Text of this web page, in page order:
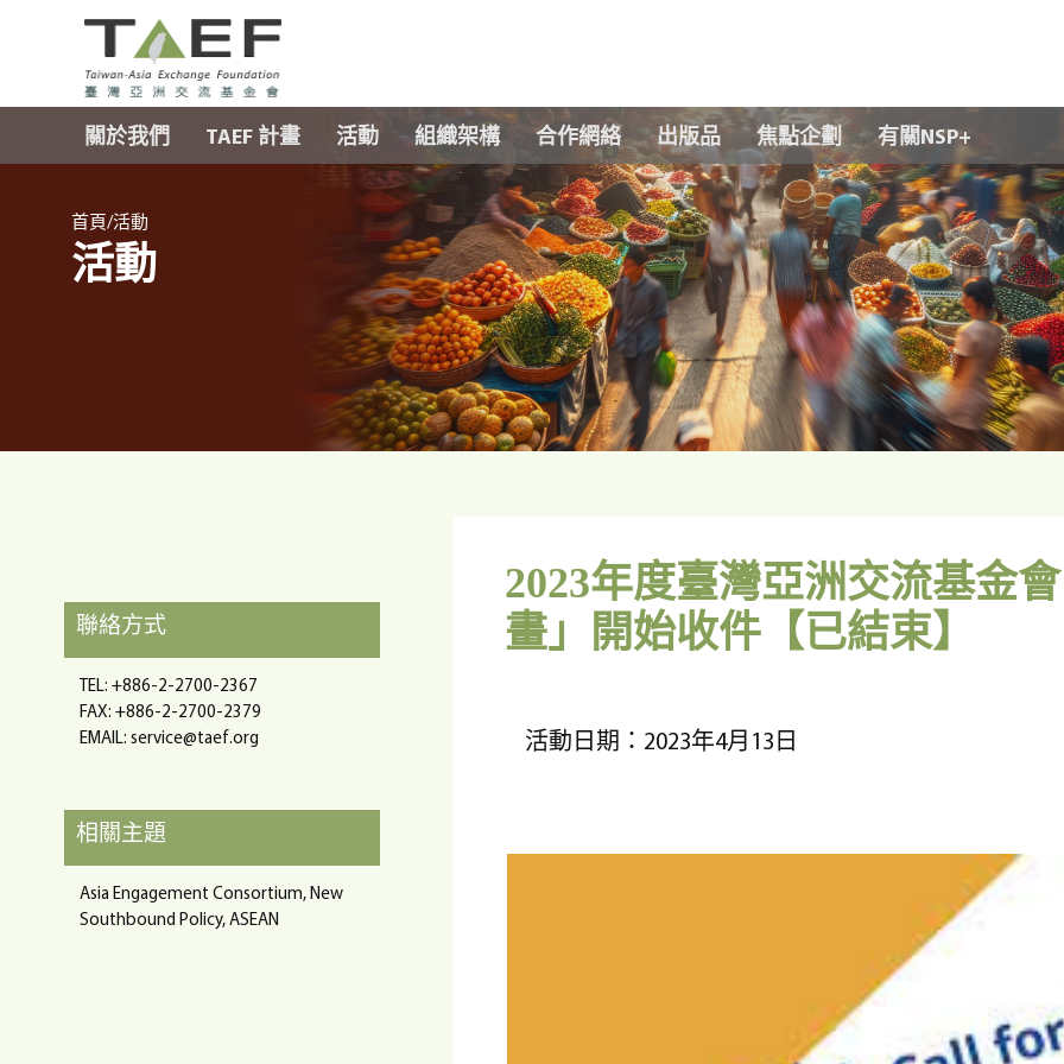
Skip to main content
TAEF
H
m
關於我們 TAEF 計畫 活動 組織架構 合作網絡 出版品 焦點企劃 有關NSP+
首頁/活動
活動
2023年度臺灣亞洲交流基金
畫」開始收件【已結束】
活動日期：2023年4月13日
聯絡方式
TEL: +886-2-2700-2367
FAX: +886-2-2700-2379
EMAIL: service@taef.org
相關主題
Asia Engagement Consortium, New
Southbound Policy, ASEAN